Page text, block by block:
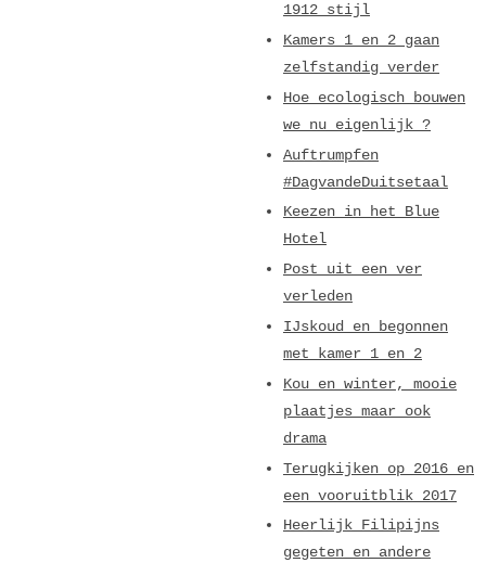
1912 stijl
Kamers 1 en 2 gaan
zelfstandig verder
Hoe ecologisch bouwen
we nu eigenlijk ?
Auftrumpfen
#DagvandeDuitsetaal
Keezen in het Blue
Hotel
Post uit een ver
verleden
IJskoud en begonnen
met kamer 1 en 2
Kou en winter, mooie
plaatjes maar ook
drama
Terugkijken op 2016 en
een vooruitblik 2017
Heerlijk Filipijns
gegeten en andere